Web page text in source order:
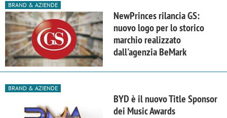
BRAND & AZIENDE
NewPrinces rilancia GS:
nuovo logo per lo storico
marchio realizzato
dall'agenzia BeMark
BRAND & AZIENDE
BYD è il nuovo Title Sponsor
dei Music Awards